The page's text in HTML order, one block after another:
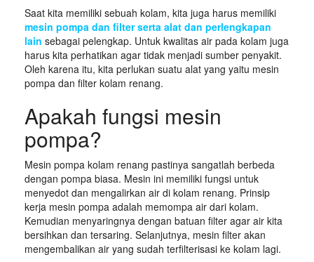
Saat kita memiliki sebuah kolam, kita juga harus memiliki
mesin pompa dan filter serta alat dan perlengkapan
lain sebagai pelengkap. Untuk kwalitas air pada kolam juga
harus kita perhatikan agar tidak menjadi sumber penyakit.
Oleh karena itu, kita perlukan suatu alat yang yaitu mesin
pompa dan filter kolam renang.
Apakah fungsi mesin
pompa?
Mesin pompa kolam renang pastinya sangatlah berbeda
dengan pompa biasa. Mesin ini memiliki fungsi untuk
menyedot dan mengalirkan air di kolam renang. Prinsip
kerja mesin pompa adalah memompa air dari kolam.
Kemudian menyaringnya dengan batuan filter agar air kita
bersihkan dan tersaring. Selanjutnya, mesin filter akan
mengembalikan air yang sudah terfilterisasi ke kolam lagi.